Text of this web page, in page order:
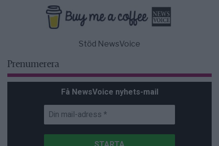
Stöd NewsVoice
Prenumerera
Få NewsVoice nyhets-mail